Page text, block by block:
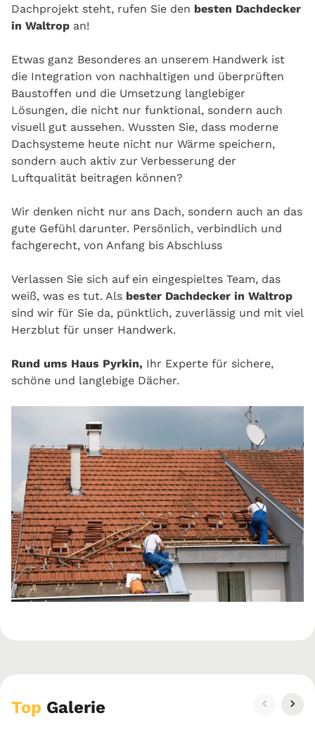
Dachprojekt steht, rufen Sie den besten Dachdecker
in Waltrop an!
Etwas ganz Besonderes an unserem Handwerk ist
die Integration von nachhaltigen und überprüften
Baustoffen und die Umsetzung langlebiger
Lösungen, die nicht nur funktional, sondern auch
visuell gut aussehen. Wussten Sie, dass moderne
Dachsysteme heute nicht nur Wärme speichern,
sondern auch aktiv zur Verbesserung der
Luftqualität beitragen können?
Wir denken nicht nur ans Dach, sondern auch an das
gute Gefühl darunter. Persönlich, verbindlich und
fachgerecht, von Anfang bis Abschluss
Verlassen Sie sich auf ein eingespieltes Team, das
weiß, was es tut. Als bester Dachdecker in Waltrop
sind wir für Sie da, pünktlich, zuverlässig und mit viel
Herzblut für unser Handwerk.
Rund ums Haus Pyrkin, Ihr Experte für sichere,
schöne und langlebige Dächer.
Top Galerie